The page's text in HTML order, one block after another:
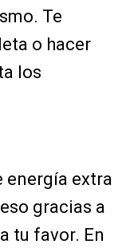
Te
o hacer
los
energía extra
gracias a
tu favor. En